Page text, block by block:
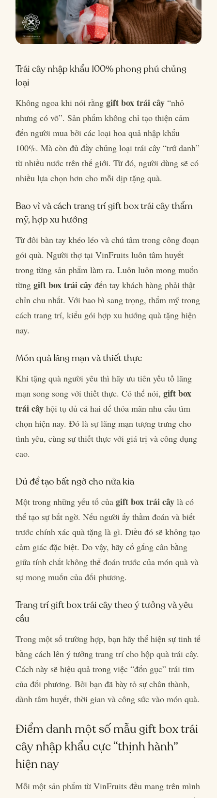
Trái cây nhập khẩu 100% phong phú chủng
loại
Không ngoa khi nói rằng gift box trái cây “nhỏ
nhưng có võ”. Sản phẩm không chỉ tạo thiện cảm
đến người mua bởi các loại hoa quả nhập khẩu
100%. Mà còn đủ đầy chủng loại trái cây “trứ danh”
từ nhiều nước trên thế giới. Từ đó, người dùng sẽ có
nhiều lựa chọn hơn cho mỗi dịp tặng quà.
Bao vì và cách trang trí gift box trái cây thẩm
mỹ, hợp xu hướng
Từ đôi bàn tay khéo léo và chú tâm trong công đoạn
gói quà. Người thợ tại VinFruits luôn tâm huyết
trong từng sản phẩm làm ra. Luôn luôn mong muốn
từng gift box trái cây đến tay khách hàng phải thật
chỉn chu nhất. Với bao bì sang trọng, thẩm mỹ trong
cách trang trí, kiểu gói hợp xu hướng quà tặng hiện
nay.
Món quà lãng mạn và thiết thực
Khi tặng quà người yêu thì hãy ưu tiên yếu tố lãng
mạn song song với thiết thực. Có thể nói, gift box
trái cây hội tụ đủ cả hai để thỏa mãn nhu cầu tìm
chọn hiện nay. Đó là sự lãng mạn tượng trưng cho
tình yêu, cùng sự thiết thực với giá trị và công dụng
cao.
Đủ để tạo bất ngờ cho nửa kia
Một trong những yếu tố của gift box trái cây là có
thể tạo sự bất ngờ. Nếu người ấy thầm đoán và biết
trước chính xác quà tặng là gì. Điều đó sẽ không tạo
cảm giác đặc biệt. Do vậy, hãy cố gắng cân bằng
giữa tính chất không thể đoán trước của món quà và
sự mong muốn của đối phương.
Trang trí gift box trái cây theo ý tưởng và yêu
cầu
Trong một số trường hợp, bạn hãy thể hiện sự tinh tế
bằng cách lên ý tưởng trang trí cho hộp quà trái cây.
Cách này sẽ hiệu quả trong việc “đốn gục” trái tim
của đối phương. Bởi bạn đã bày tỏ sự chân thành,
dành tâm huyết, thời gian và công sức vào món quà.
Điểm danh một số mẫu gift box trái
cây nhập khẩu cực “thịnh hành”
hiện nay
Mỗi một sản phẩm từ VinFruits đều mang trên mình